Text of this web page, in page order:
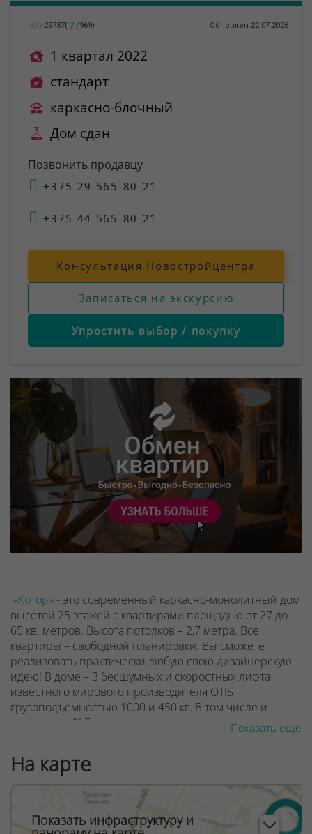
29787( 2 /969) Обновлен 22.07.2026
1 квартал 2022
стандарт
каркасно-блочный
Дом сдан
Позвонить продавцу
+375 29 565-80-21
+375 44 565-80-21
Консультация Новостройцентра
Записаться на экскурсию
Упростить выбор / покупку
«Котор» - это современный каркасно-монолитный дом
высотой 25 этажей с квартирами площадью от 27 до
65 кв. метров. Высота потолков – 2,7 метра. Все
квартиры – свободной планировки. Вы сможете
реализовать практически любую свою дизайнерскую
идею! В доме – 3 бесшумных и скоростных лифта
известного мирового производителя OTIS
грузоподъемностью 1000 и 450 кг. В том числе и
панорамный! Большие окна от потолка до пола,
остекленные лоджии и балконы. Солнца и света в
квартирах будет много! Кстати, для безопасности и
удобства жильцов нижняя часть окна высотой 1,1
метра от пола будет глухой с заполнением
триплексом. Ограждения нижних частей лоджий –
металлические со вставками из листов
перфорированного металла.Дизайнерское
Показать еще
На карте
Показать инфраструктуру и